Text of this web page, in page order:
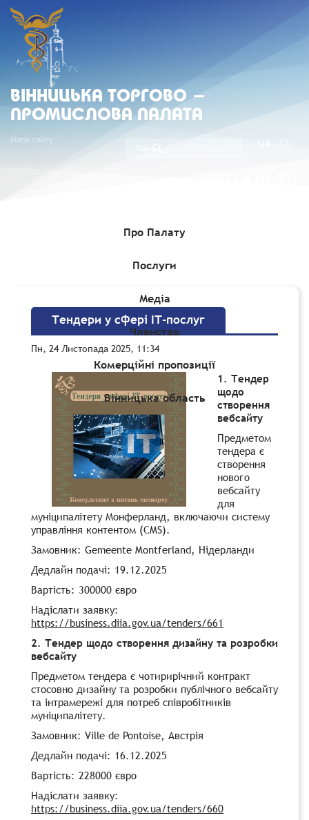
ВIННИЦЬКА ТОРГОВО -
ПРОМИСЛОВА ПАЛАТА
Мапа сайту
Про Палату
Послуги
Медіа
Членство
Комерційні пропозиції
Вінницька область
Комерційні пропозиції»Тендери у сфері ІТ-послуг
Тендери у сфері ІТ-послуг
Пн, 24 Листопада 2025, 11:34
1. Тендер
щодо
створення
вебсайту
Предметом
тендера є
створення
нового
вебсайту
для
муніципалітету Монферланд, включаючи систему
управління контентом (CMS).
Замовник: Gemeente Montferland, Нідерланди
Дедлайн подачі: 19.12.2025
Вартість: 300000 євро
Надіслати заявку:
https://business.diia.gov.ua/tenders/661
2. Тендер щодо створення дизайну та розробки
вебсайту
Предметом тендера є чотирирічний контракт
стосовно дизайну та розробки публічного вебсайту
та інтрамережі для потреб співробітників
муніципалітету.
Замовник: Ville de Pontoise, Австрія
Дедлайн подачі: 16.12.2025
Вартість: 228000 євро
Надіслати заявку:
https://business.diia.gov.ua/tenders/660